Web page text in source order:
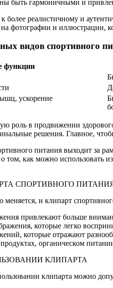
быть гармоничными и
более реалистичному и
фотографии и иллюстрации,
видов спортивного
функции
ускорение
роль в продвижении
решения. Главное,
питания выходит за
том, как можно использовать
СПОРТИВНОГО
и клипарт
привлекают больше
которые легко
которые отражают
органическом
КЛИПАРТА
клипарта можно